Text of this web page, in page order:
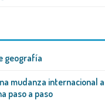
geografía
mudanza internacional
paso a paso